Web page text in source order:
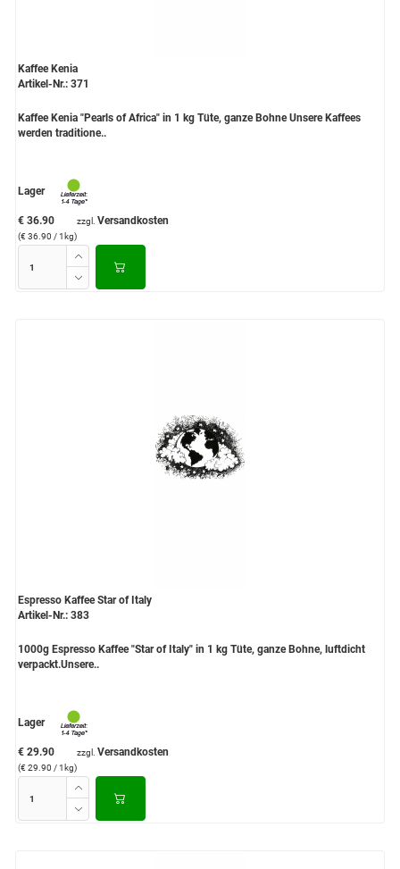
Kaffee Kenia
Artikel-Nr.: 371
Kaffee Kenia "Pearls of Africa" in 1 kg Tüte, ganze Bohne Unsere Kaffees
werden traditione..
Lager
€ 36.90
(€ 36.90 / 1kg)
zzgl. Versandkosten
Espresso Kaffee Star of Italy
Artikel-Nr.: 383
1000g Espresso Kaffee "Star of Italy" in 1 kg Tüte, ganze Bohne, luftdicht
verpackt.Unsere..
Lager
€ 29.90
(€ 29.90 / 1kg)
zzgl. Versandkosten